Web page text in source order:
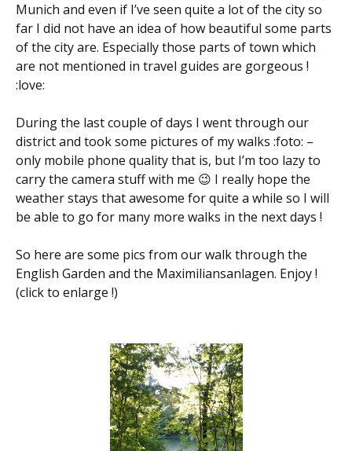
Munich and even if I’ve seen quite a lot of the city so
far I did not have an idea of how beautiful some parts
of the city are. Especially those parts of town which
are not mentioned in travel guides are gorgeous !
:love:
During the last couple of days I went through our
district and took some pictures of my walks :foto: –
only mobile phone quality that is, but I’m too lazy to
carry the camera stuff with me 😉 I really hope the
weather stays that awesome for quite a while so I will
be able to go for many more walks in the next days !
So here are some pics from our walk through the
English Garden and the Maximiliansanlagen. Enjoy !
(click to enlarge !)